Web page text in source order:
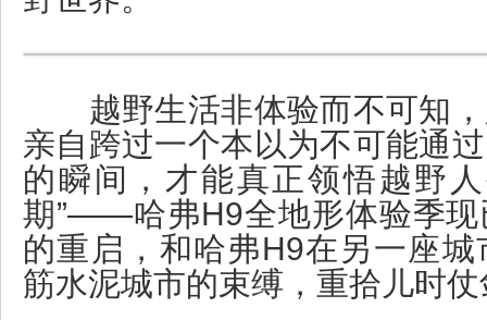
越野生活非体验而不可知，
亲自跨过一个本以为不可能通
的瞬间，才能真正领悟越野
期”——哈弗H9全地形体验季现
的重启，和哈弗H9在另一座
筋水泥城市的束缚，重拾儿时